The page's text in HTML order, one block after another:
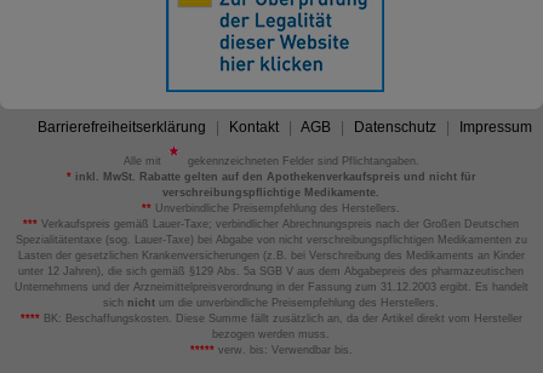
Barrierefreiheitserklärung Kontakt AGB Datenschutz Impressum
Alle mit
gekennzeichneten Felder sind Pflichtangaben.
*inkl. MwSt. Rabatte gelten auf den Apothekenverkaufspreis und nicht für
verschreibungspflichtige Medikamente.
** Unverbindliche Preisempfehlung des Herstellers.
*** Verkaufspreis gemäß Lauer-Taxe; verbindlicher Abrechnungspreis nach der Großen Deutschen
Spezialitätentaxe (sog. Lauer-Taxe) bei Abgabe von nicht verschreibungspflichtigen Medikamenten zu
Lasten der gesetzlichen Krankenversicherungen (z.B. bei Verschreibung des Medikaments an Kinder
unter 12 Jahren), die sich gemäß §129 Abs. 5a SGB V aus dem Abgabepreis des pharmazeutischen
Unternehmens und der Arzneimittelpreisverordnung in der Fassung zum 31.12.2003 ergibt. Es handelt
sich nicht um die unverbindliche Preisempfehlung des Herstellers.
****BK: Beschaffungskosten. Diese Summe fällt zusätzlich an, da der Artikel direkt vom Hersteller
bezogen werden muss.
*****verw. bis: Verwendbar bis.